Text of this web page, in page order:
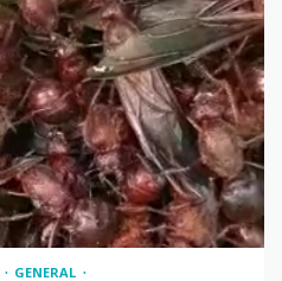
GENERAL